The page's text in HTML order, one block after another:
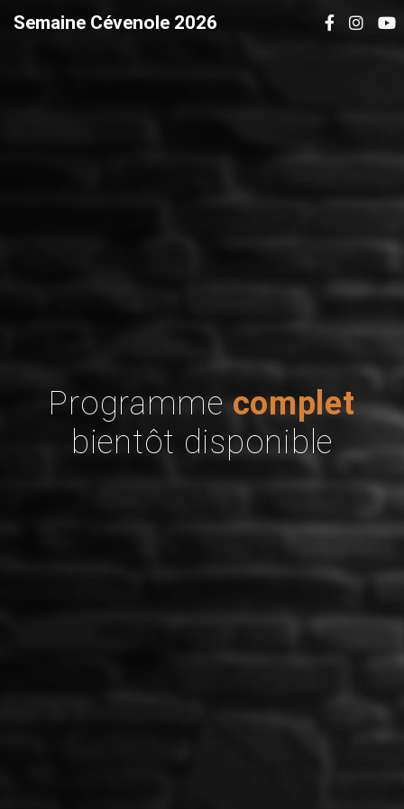
Semaine Cévenole 2026
Programmecomplet
bientôt disponible